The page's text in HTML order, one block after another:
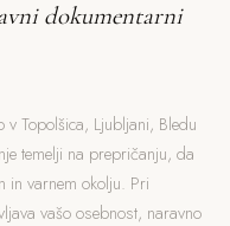
dokumentarni
Topolšica, Ljubljani, Bledu
temelji na prepričanju, da
in varnem okolju. Pri
vašo osebnost, naravno